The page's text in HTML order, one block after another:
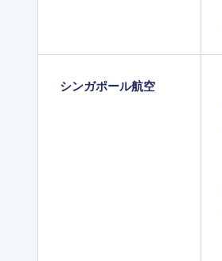
シンガポール航空